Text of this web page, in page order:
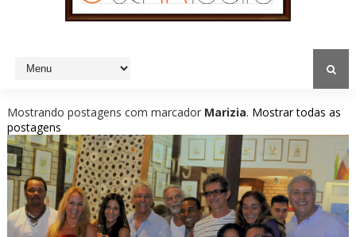
Mostrando postagens com marcador Marizia. Mostrar todas as
postagens